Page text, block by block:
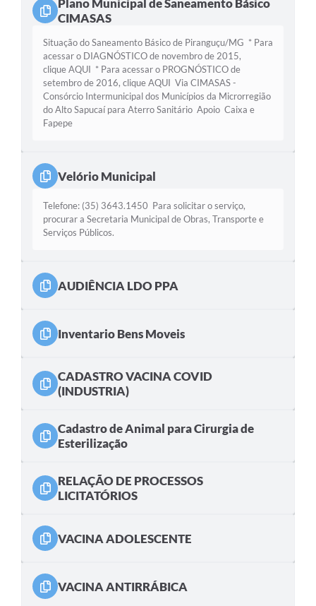
Plano Municipal de Saneamento Básico
CIMASAS
Situação do Saneamento Básico de Piranguçu/MG * Para
acessar o DIAGNÓSTICO de novembro de 2015,
clique AQUI * Para acessar o PROGNÓSTICO de
setembro de 2016, clique AQUI Via CIMASAS -
Consórcio Intermunicipal dos Municípios da Microrregião
do Alto Sapucaí para Aterro Sanitário Apoio Caixa e
Fapepe
Velório Municipal
Telefone: (35) 3643.1450 Para solicitar o serviço,
procurar a Secretaria Municipal de Obras, Transporte e
Serviços Públicos.
AUDIÊNCIA LDO PPA
Inventario Bens Moveis
CADASTRO VACINA COVID
(INDUSTRIA)
Cadastro de Animal para Cirurgia de
Esterilização
RELAÇÃO DE PROCESSOS
LICITATÓRIOS
VACINA ADOLESCENTE
VACINA ANTIRRÁBICA